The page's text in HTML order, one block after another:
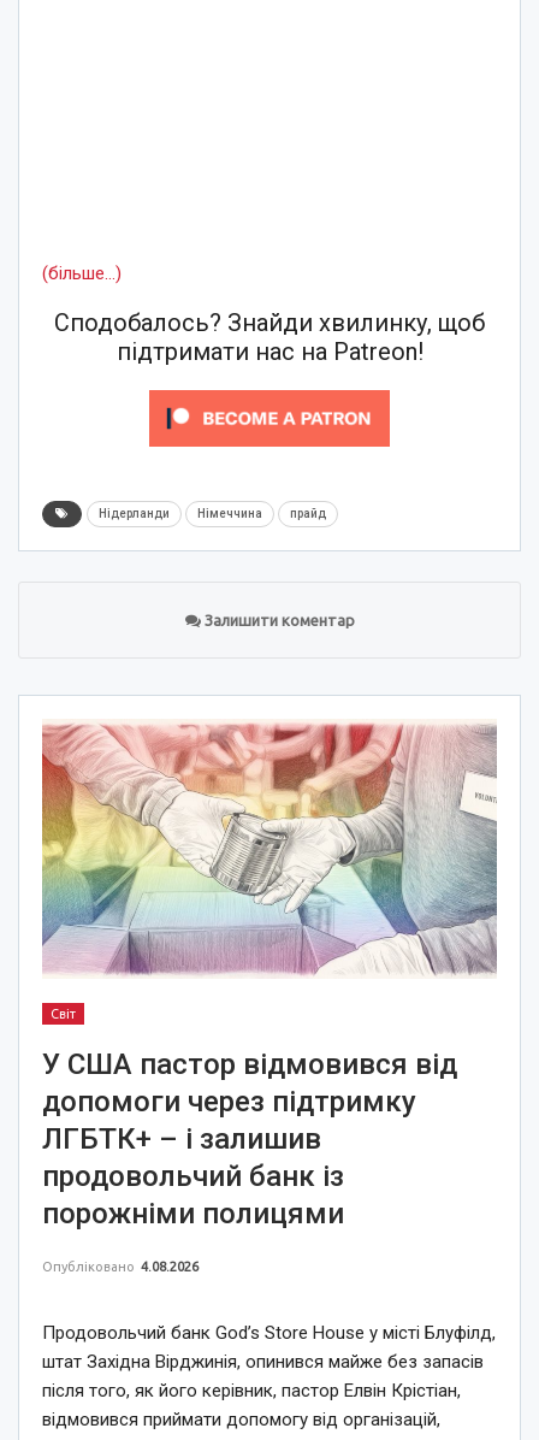
(більше…)
Сподобалось? Знайди хвилинку, щоб
підтримати нас на Patreon!
Нідерланди Німеччина прайд
Залишити коментар
Світ
У США пастор відмовився від
допомоги через підтримку
ЛГБТК+ – і залишив
продовольчий банк із
порожніми полицями
Опубліковано 4.08.2026
Продовольчий банк God’s Store House у місті Блуфілд,
штат Західна Вірджинія, опинився майже без запасів
після того, як його керівник, пастор Елвін Крістіан,
відмовився приймати допомогу від організацій,